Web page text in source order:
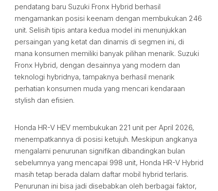
pendatang baru Suzuki Fronx Hybrid berhasil
mengamankan posisi keenam dengan membukukan 246
unit. Selisih tipis antara kedua model ini menunjukkan
persaingan yang ketat dan dinamis di segmen ini, di
mana konsumen memiliki banyak pilihan menarik. Suzuki
Fronx Hybrid, dengan desainnya yang modern dan
teknologi hybridnya, tampaknya berhasil menarik
perhatian konsumen muda yang mencari kendaraan
stylish dan efisien.
Honda HR-V HEV membukukan 221 unit per April 2026,
menempatkannya di posisi ketujuh. Meskipun angkanya
mengalami penurunan signifikan dibandingkan bulan
sebelumnya yang mencapai 998 unit, Honda HR-V Hybrid
masih tetap berada dalam daftar mobil hybrid terlaris.
Penurunan ini bisa jadi disebabkan oleh berbagai faktor,